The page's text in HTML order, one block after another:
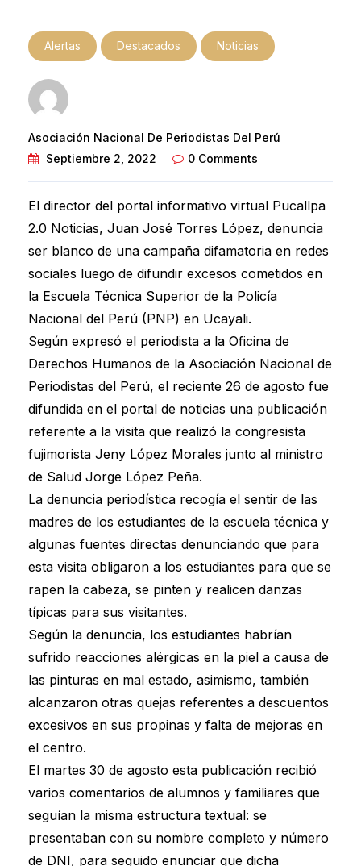
Alertas Destacados Noticias
Asociación Nacional De Periodistas Del Perú
Septiembre 2, 2022
0 Comments
El director del portal informativo virtual Pucallpa
2.0 Noticias, Juan José Torres López, denuncia
ser blanco de una campaña difamatoria en redes
sociales luego de difundir excesos cometidos en
la Escuela Técnica Superior de la Policía
Nacional del Perú (PNP) en Ucayali.
Según expresó el periodista a la Oficina de
Derechos Humanos de la Asociación Nacional de
Periodistas del Perú, el reciente 26 de agosto fue
difundida en el portal de noticias una publicación
referente a la visita que realizó la congresista
fujimorista Jeny López Morales junto al ministro
de Salud Jorge López Peña.
La denuncia periodística recogía el sentir de las
madres de los estudiantes de la escuela técnica y
algunas fuentes directas denunciando que para
esta visita obligaron a los estudiantes para que se
rapen la cabeza, se pinten y realicen danzas
típicas para sus visitantes.
Según la denuncia, los estudiantes habrían
sufrido reacciones alérgicas en la piel a causa de
las pinturas en mal estado, asimismo, también
alcanzaron otras quejas referentes a descuentos
excesivos en sus propinas y falta de mejoras en
el centro.
El martes 30 de agosto esta publicación recibió
varios comentarios de alumnos y familiares que
seguían la misma estructura textual: se
presentaban con su nombre completo y número
de DNI, para seguido enunciar que dicha